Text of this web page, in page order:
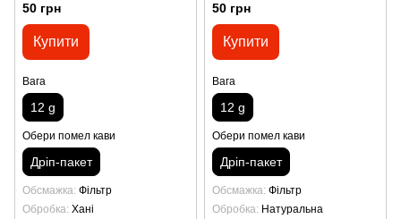
50 грн
Купити
Вага
12 g
Обери помел кави
Дріп-пакет
Обсмажка Фільтр
Обробка Хані
50 грн
Купити
Вага
12 g
Обери помел кави
Дріп-пакет
Обсмажка Фільтр
Обробка Натуральна